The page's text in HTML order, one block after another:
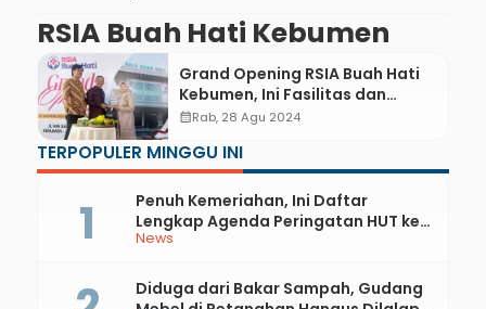
RSIA Buah Hati Kebumen
Grand Opening RSIA Buah Hati
Kebumen, Ini Fasilitas dan
Layanannya
calendar_monthRab, 28 Agu 2024
TERPOPULER MINGGU INI
News
Penuh Kemeriahan, Ini Daftar
Lengkap Agenda Peringatan HUT ke-
81 RI dan Hari Jadi ke-397 Kabupaten
Diduga dari Bakar Sampah, Gudang